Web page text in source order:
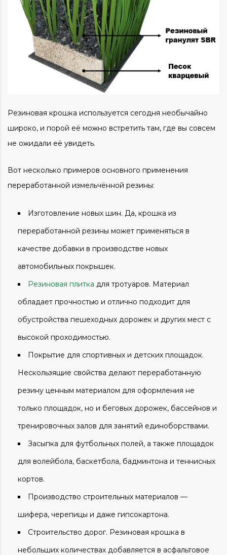
Резиновая крошка используется сегодня необычайно
широко, и порой её можно встретить там, где вы совсем
не ожидали её увидеть.
Вот несколько примеров основного применения
переработанной измельчённой резины:
Изготовление новых шин. Да, крошка из
переработанной резины может применяться в
качестве добавки в производстве новых
автомобильных покрышек.
Резиновая плитка для тротуаров. Материал
обладает прочностью и отлично подходит для
обустройства пешеходных дорожек и других мест с
высокой проходимостью.
Покрытие для спортивных и детских площадок.
Нескользящие свойства делают переработанную
резину ценным материалом для оформления не
только площадок, но и беговых дорожек, бассейнов и
тренировочных залов для занятий единоборствами.
Засыпка для футбольных полей, а также площадок
для волейбола, баскетбола, бадминтона и теннисных
кортов.
Производство строительных материалов —
шифера, черепицы и даже гипсокартона.
Строительство дорог. Резиновая крошка в
небольших количествах добавляется в асфальтовое